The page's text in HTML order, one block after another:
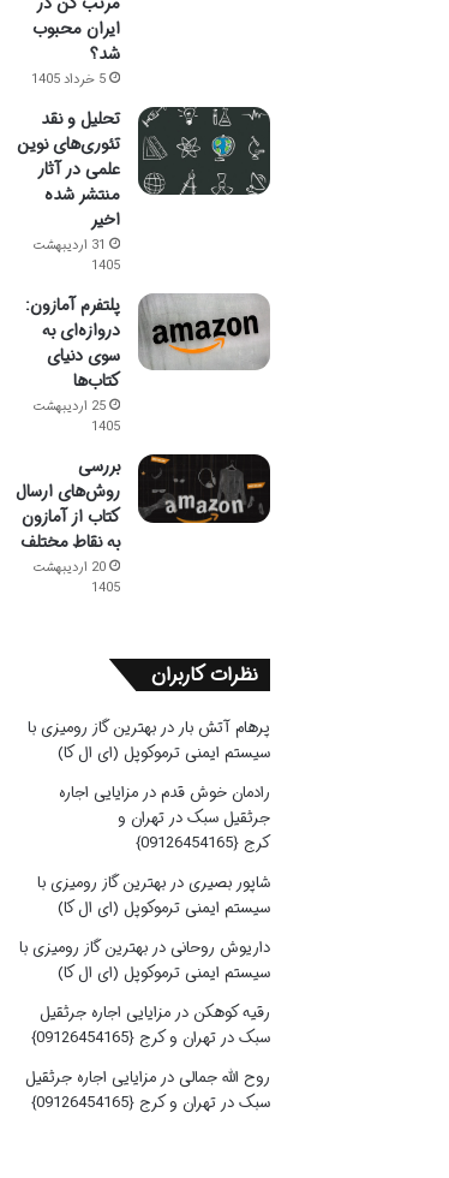
ایران محبوب
شد؟
5 خرداد 1405
تحلیل و نقد
تئوری‌های نوین
علمی در آثار
منتشر شده
اخیر
31 اردیبهشت
1405
پلتفرم آمازون:
دروازه‌ای به
سوی دنیای
کتاب‌ها
25 اردیبهشت
1405
بررسی
روش‌های ارسال
کتاب از آمازون
به نقاط مختلف
20 اردیبهشت
1405
نظرات کاربران
پرهام آتش بار دربهترین گاز رومیزی با
سیستم ایمنی ترموکوپل (ای ال کا)
رادمان خوش قدمدرمزایایی اجاره
جرثقیل سبک در تهران و
کرج {09126454165}
شاپور بصیریدربهترین گاز رومیزی با
سیستم ایمنی ترموکوپل (ای ال کا)
داریوش روحانی دربهترین گاز رومیزی با
سیستم ایمنی ترموکوپل (ای ال کا)
رقیه کوهکن درمزایایی اجاره جرثقیل
سبک در تهران و کرج {09126454165}
روح الله جمالی درمزایایی اجاره جرثقیل
سبک در تهران و کرج {09126454165}